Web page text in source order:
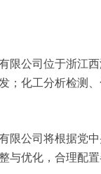
限公司位于浙江
；化工分析检测
限公司将根据党
与优化，合理配